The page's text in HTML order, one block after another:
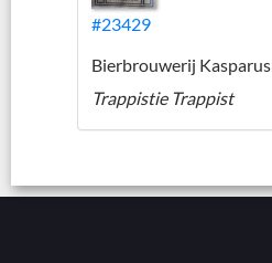
#23429
Bierbrouwerij Kasparus
Trappistie Trappist